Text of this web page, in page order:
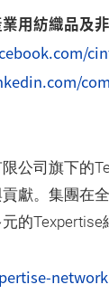
用紡織品及
公司旗下的
獻。集團在
的